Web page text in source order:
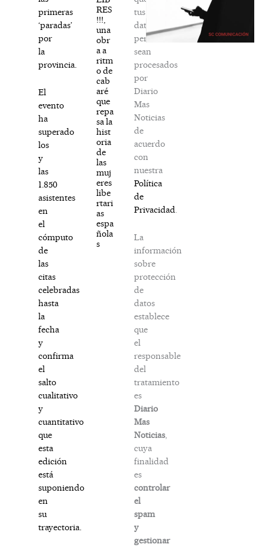
primeras
‘paradas’
por
la
provincia.
El
evento
ha
superado
los
y
las
1.850
asistentes
en
el
cómputo
de
las
citas
celebradas
hasta
la
fecha
y
confirma
el
salto
cualitativo
y
cuantitativo
que
esta
edición
está
suponiendo
en
su
trayectoria.
RES
!!!,
una
obr
a a
ritm
o de
cab
aré
que
repa
sa la
hist
oria
de
las
muj
eres
libe
rtari
as
espa
ñola
s
tus
datos
personales
sean
procesados
por
Diario
Mas
Noticias
de
acuerdo
con
nuestra
Política
de
Privacidad
La
información
sobre
protección
de
datos
establece
que
el
responsable
del
tratamiento
es
Diario
Mas
Noticias,
cuya
finalidad
es
controlar
el
spam
y
gestionar